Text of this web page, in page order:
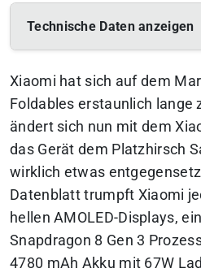
Technische Daten anzeigen
Xiaomi hat sich auf dem
Foldables erstaunlich lange
ändert sich nun mit dem
das Gerät dem Platzhirsch
wirklich etwas
Datenblatt trumpft Xiaomi
hellen AMOLED-Displays,
Snapdragon 8 Gen 3
4780 mAh Akku mit 67W